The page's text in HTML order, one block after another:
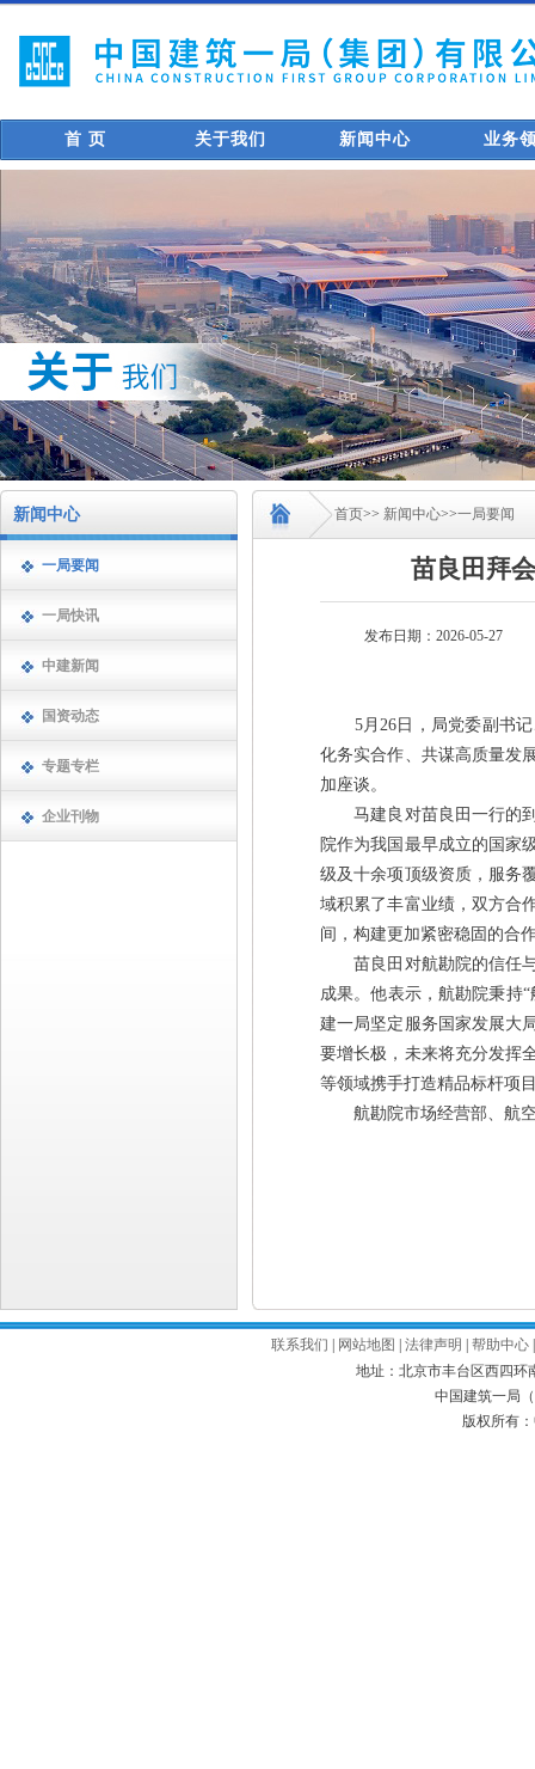
首 页 关于我们 新闻中心 业务
新闻中心
一局要闻
一局快讯
中建新闻
国资动态
专题专栏
企业刊物
首页>> 新闻中心>>一局要闻
苗良田拜
发布日期：2026-05-27
5月26日，局党委副书记
化务实合作、共谋高质量发
加座谈。
马建良对苗良田一行的到
院作为我国最早成立的国家
级及十余项顶级资质，服务
域积累了丰富业绩，双方合
间，构建更加紧密稳固的合
苗良田对航勘院的信任与
成果。他表示，航勘院秉持
建一局坚定服务国家发展大
要增长极，未来将充分发挥
等领域携手打造精品标杆项
航勘院市场经营部、航空
联系我们 网站地图 法律声明 帮助中心
地址：北京市丰台区西四环
中国建筑一局
版权所有